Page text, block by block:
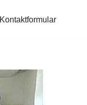
Kontaktformular